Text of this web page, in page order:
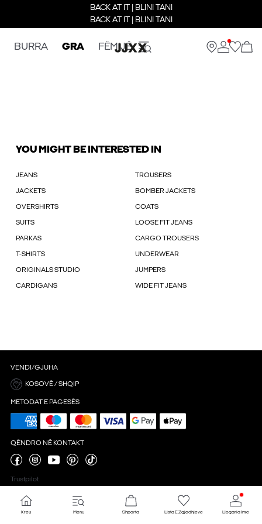
BACK AT IT | BLINI TANI
BACK AT IT | BLINI TANI
BURRA GRA FËMIJË
YOU MIGHT BE INTERESTED IN
JEANS TROUSERS
JACKETS BOMBER JACKETS
OVERSHIRTS COATS
SUITS LOOSE FIT JEANS
PARKAS CARGO TROUSERS
T-SHIRTS UNDERWEAR
ORIGINALS STUDIO JUMPERS
CARDIGANS WIDE FIT JEANS
VENDI/GJUHA
KOSOVË / SHQIP
METODAT E PAGESËS
QËNDRO NË KONTAKT
Trustpilot
Cilësimet 'cookie'
Kreu Menu Shporta Lista E Zgjedhjeve Llogaria Ime